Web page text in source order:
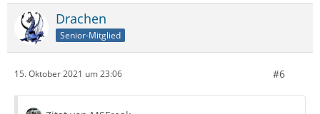
Drachen
Senior-Mitglied
15. Oktober 2021 um 23:06 #6